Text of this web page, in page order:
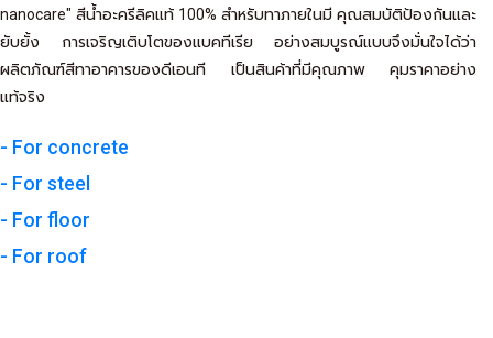
nanocare" สีน้ำอะครีลิคแท้ 100% สำหรับทาภายในมี คุณสมบัติป้องกันและ
ยับยั้ง การเจริญเติบโตของแบคทีเรีย อย่างสมบูรณ์แบบจึงมั่นใจได้ว่า
ผลิตภัณฑ์สีทาอาคารของดีเอนที เป็นสินค้าที่มีคุณภาพ คุมราคาอย่าง
แท้จริง
- For concrete
- For steel
- For floor
- For roof